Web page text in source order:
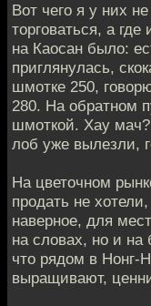
Вот чего я у них
торговаться, а
на Каосан было:
приглянулась,
шмотке 250,
280. На обратном
шмоткой. Хау
лоб уже вылезли,
На цветочном
продать не
наверное, для
на словах, но и на
что рядом в Нонг-
выращивают,